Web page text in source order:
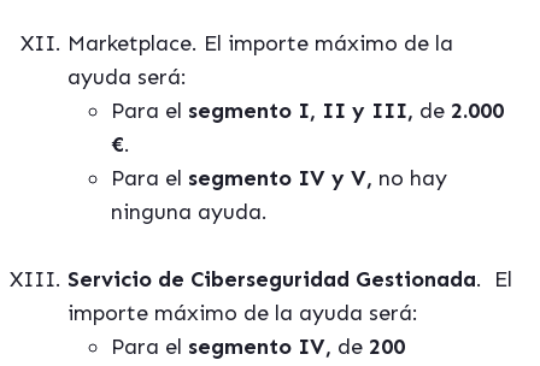
Marketplace. El importe máximo de la
ayuda será:
Para el segmento I, II y III, de 2.000
€.
Para el segmento IV y V, no hay
ninguna ayuda.
Servicio de Ciberseguridad Gestionada.
El
importe máximo de la ayuda será:
Para el segmento IV, de 200